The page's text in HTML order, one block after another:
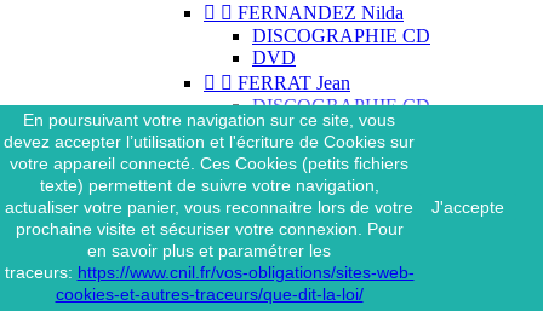
  FERNANDEZ Nilda
DISCOGRAPHIE CD
DVD
  FERRAT Jean
DISCOGRAPHIE CD
DISCOGRAPHIE 45 TOURS
DISCOGRAPHIE 33 TOURS
DVD
MAGAZINE
  FERRAT Jean & SES
INTERPRÈTES
DISCOGRAPHIE CD
  FERRÉ Léo
En poursuivant votre navigation sur ce site, vous
devez accepter l’utilisation et l'écriture de Cookies sur
votre appareil connecté. Ces Cookies (petits fichiers
texte) permettent de suivre votre navigation,
actualiser votre panier, vous reconnaitre lors de votre
prochaine visite et sécuriser votre connexion. Pour
en savoir plus et paramétrer les
traceurs: https://www.cnil.fr/vos-obligations/sites-web-
cookies-et-autres-traceurs/que-dit-la-loi/
J'accepte